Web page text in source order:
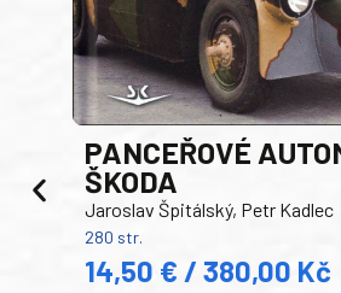
PANCEŘOVÉ
ŠKODA
Jaroslav Špitálský, Petr Kadlec
280 str.
14,50 € / 380,00 Kč